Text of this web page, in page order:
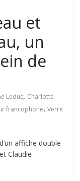
et
un
de
Leduc, Charlotte
francophone,Verre
affiche double
Claudie